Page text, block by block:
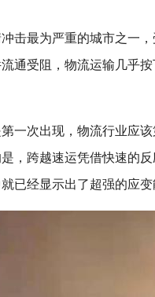
击最为严重的城市之一
通受阻，物流运输几乎
一次出现，物流行业应
，跨越速运凭借快速的
已经显示出了超强的应变